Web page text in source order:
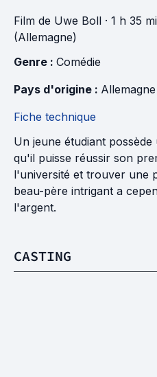
Film de Uwe Boll · 1 h 35
(Allemagne)
Genre : Comédie
Pays d'origine : Allemagne
Fiche technique
Un jeune étudiant
qu'il puisse réussir son
l'université et trouver une
beau-père intrigant a
l'argent.
CASTING